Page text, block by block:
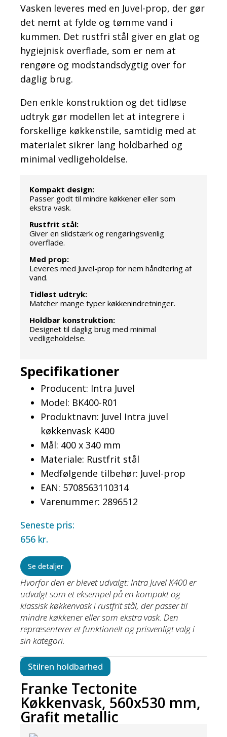
Hvorfor den er blevet udvalgt: Intra Juvel K400 er
udvalgt som et eksempel på en kompakt og
klassisk køkkenvask i rustfrit stål, der passer til
mindre køkkener eller som ekstra vask. Den
repræsenterer et funktionelt og prisvenligt valg i
sin kategori.
Vasken leveres med en Juvel-prop, der gør
det nemt at fylde og tømme vand i
kummen. Det rustfri stål giver en glat og
hygiejnisk overflade, som er nem at
rengøre og modstandsdygtig over for
daglig brug.
Den enkle konstruktion og det tidløse
udtryk gør modellen let at integrere i
forskellige køkkenstile, samtidig med at
materialet sikrer lang holdbarhed og
minimal vedligeholdelse.
Kompakt design:
Passer godt til mindre køkkener eller som
ekstra vask.
Rustfrit stål:
Giver en slidstærk og rengøringsvenlig
overflade.
Med prop:
Leveres med Juvel-prop for nem håndtering af
vand.
Tidløst udtryk:
Matcher mange typer køkkenindretninger.
Holdbar konstruktion:
Designet til daglig brug med minimal
vedligeholdelse.
Specifikationer
Producent: Intra Juvel
Model: BK400-R01
Produktnavn: Juvel Intra juvel
køkkenvask K400
Mål: 400 x 340 mm
Materiale: Rustfrit stål
Medfølgende tilbehør: Juvel-prop
EAN: 5708563110314
Varenummer: 2896512
Seneste pris:
656 kr.
Se detaljer
Stilren holdbarhed
Franke Tectonite
Køkkenvask, 560x530 mm,
Grafit metallic